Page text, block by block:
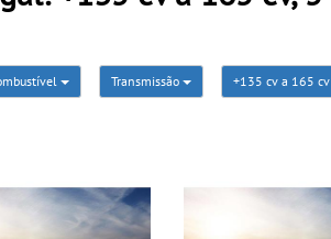
Transmissão +135 cv a 165 cv